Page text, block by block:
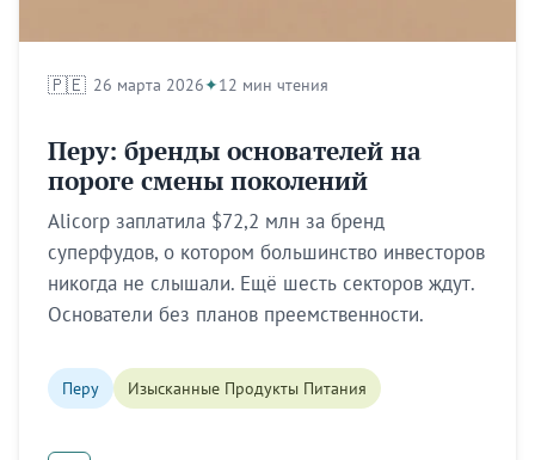
🇵🇪 26 марта 2026 12 мин чтения
Перу: бренды основателей на
пороге смены поколений
Alicorp заплатила $72,2 млн за бренд
суперфудов, о котором большинство инвесторов
никогда не слышали. Ещё шесть секторов ждут.
Основатели без планов преемственности.
Перу Изысканные Продукты Питания